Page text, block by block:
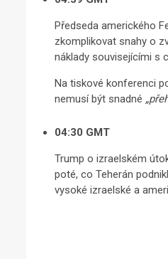
Předseda amerického
zkomplikovat snahy o
náklady souvisejícími s
Na tiskové konferenci
nemusí být snadné
04:30 GMT
Trump o izraelském
poté, co Teherán
vysoké izraelské a